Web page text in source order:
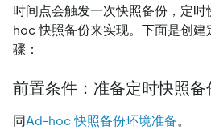
时间点会触发一次快照备份，定
hoc 快照备份来实现。下面是创
骤：
前置条件：准备定时快照备
同Ad-hoc 快照备份环境准备。